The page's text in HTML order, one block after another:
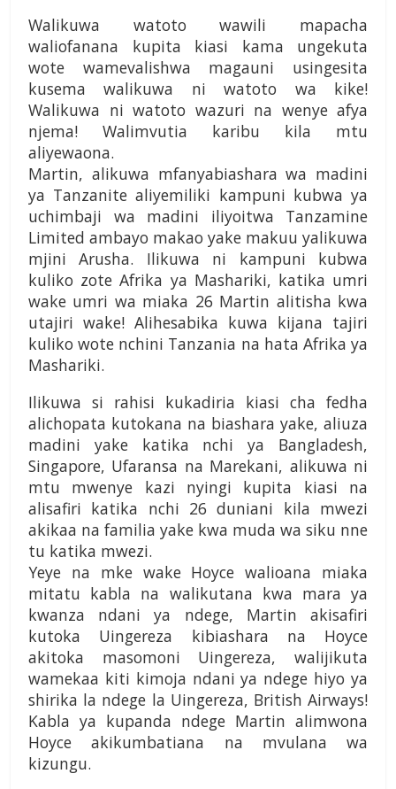
Walikuwa watoto wawili mapacha
waliofanana kupita kiasi kama ungekuta
wote wamevalishwa magauni usingesita
kusema walikuwa ni watoto wa kike!
Walikuwa ni watoto wazuri na wenye afya
njema! Walimvutia karibu kila mtu
aliyewaona.
Martin, alikuwa mfanyabiashara wa madini
ya Tanzanite aliyemiliki kampuni kubwa ya
uchimbaji wa madini iliyoitwa Tanzamine
Limited ambayo makao yake makuu yalikuwa
mjini Arusha. Ilikuwa ni kampuni kubwa
kuliko zote Afrika ya Mashariki, katika umri
wake umri wa miaka 26 Martin alitisha kwa
utajiri wake! Alihesabika kuwa kijana tajiri
kuliko wote nchini Tanzania na hata Afrika ya
Mashariki.
Ilikuwa si rahisi kukadiria kiasi cha fedha
alichopata kutokana na biashara yake, aliuza
madini yake katika nchi ya Bangladesh,
Singapore, Ufaransa na Marekani, alikuwa ni
mtu mwenye kazi nyingi kupita kiasi na
alisafiri katika nchi 26 duniani kila mwezi
akikaa na familia yake kwa muda wa siku nne
tu katika mwezi.
Yeye na mke wake Hoyce walioana miaka
mitatu kabla na walikutana kwa mara ya
kwanza ndani ya ndege, Martin akisafiri
kutoka Uingereza kibiashara na Hoyce
akitoka masomoni Uingereza, walijikuta
wamekaa kiti kimoja ndani ya ndege hiyo ya
shirika la ndege la Uingereza, British Airways!
Kabla ya kupanda ndege Martin alimwona
Hoyce akikumbatiana na mvulana wa
kizungu.